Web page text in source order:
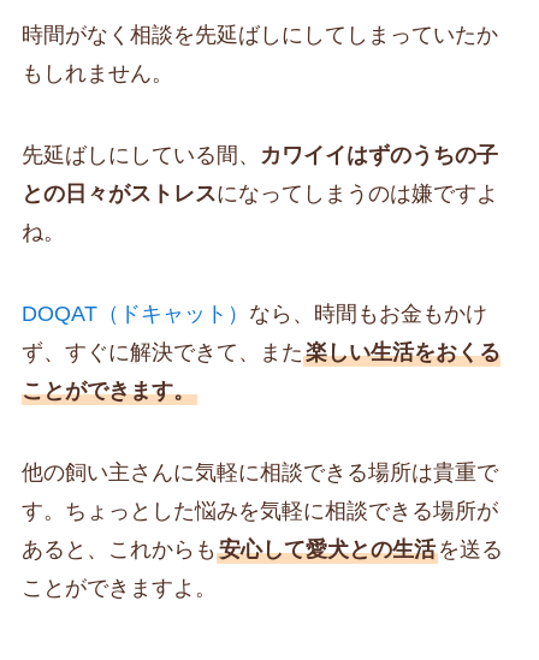
時間がなく相談を先延ばしにしてしまっていたか
もしれません。
先延ばしにしている間、
カワイイはずのうちの子
との日々がストレスになってしまうのは嫌ですよ
ね。
DOQAT（ドキャット） なら、時間もお金もかけ
ず、すぐに解決できて、また楽しい生活をおくる
ことができます。
他の飼い主さんに気軽に相談できる場所は貴重で
す。ちょっとした悩みを気軽に相談できる場所が
あると、これからも 安心して愛犬との生活を送る
ことができますよ。